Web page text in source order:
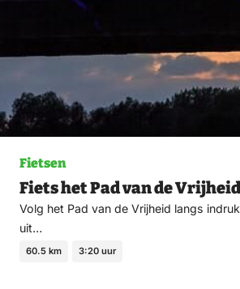
Fietsen
Fiets het Pad van de Vrijheid
Volg het Pad van de Vrijheid langs
uit…
60.5 km 3:20 uur